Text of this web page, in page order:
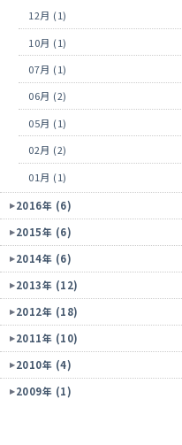
12月 (1)
10月 (1)
07月 (1)
06月 (2)
05月 (1)
02月 (2)
01月 (1)
2016年 (6)
2015年 (6)
2014年 (6)
2013年 (12)
2012年 (18)
2011年 (10)
2010年 (4)
2009年 (1)